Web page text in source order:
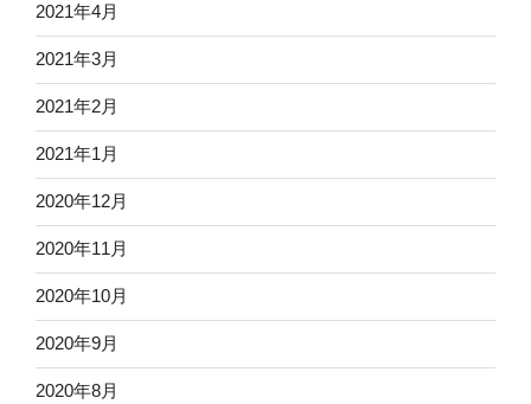
2021年4月
2021年3月
2021年2月
2021年1月
2020年12月
2020年11月
2020年10月
2020年9月
2020年8月